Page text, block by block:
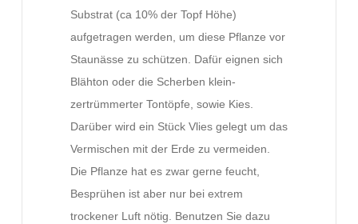
Substrat (ca 10% der Topf Höhe)
aufgetragen werden, um diese Pflanze vor
Staunässe zu schützen. Dafür eignen sich
Blähton oder die Scherben klein-
zertrümmerter Tontöpfe, sowie Kies.
Darüber wird ein Stück Vlies gelegt um das
Vermischen mit der Erde zu vermeiden.
Die Pflanze hat es zwar gerne feucht,
Besprühen ist aber nur bei extrem
trockener Luft nötig. Benutzen Sie dazu